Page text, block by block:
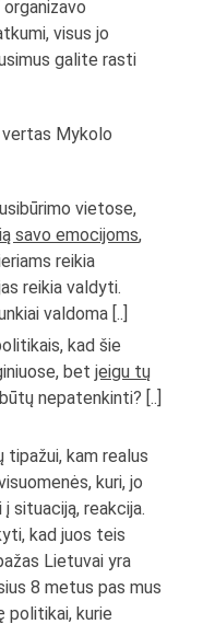
visus jo
galite rasti
vertas Mykolo
vietose,
savo emocijoms,
reikia
reikia valdyti.
valdoma [..]
kad šie
betjeigu tų
nepatenkinti? [..]
tipažui, kam realus
kuri, jo
į situaciją, reakcija.
kad juos teis
Lietuvai yra
8 metus pas mus
politikai, kurie